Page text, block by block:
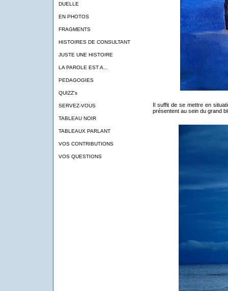
DUELLE
EN PHOTOS
FRAGMENTS
HISTOIRES DE CONSULTANT
JUSTE UNE HISTOIRE
LA PAROLE EST A...
PEDAGOGIES
QUIZZ's
SERVEZ-VOUS
TABLEAU NOIR
TABLEAUX PARLANT
VOS CONTRIBUTIONS
VOS QUESTIONS
Il suffit de se mettre en
présentent au sein du grand